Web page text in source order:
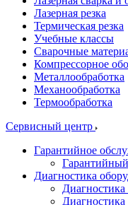
Лазерная резка
Термическая резка
Учебные классы
Сварочные
Компрессорное
Металлообработка
Механообработка
Термообработка
Сервисный центр
Гарантийное
Диагностика
Диагностика
Диагностика